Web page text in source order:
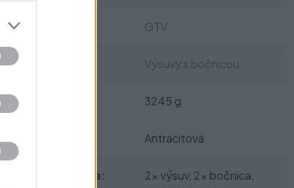
GTV
Výsuvy s bočnicou
3245 g
Antracitová
Obsah balenia:
2x výsuv, 2x bočnica,